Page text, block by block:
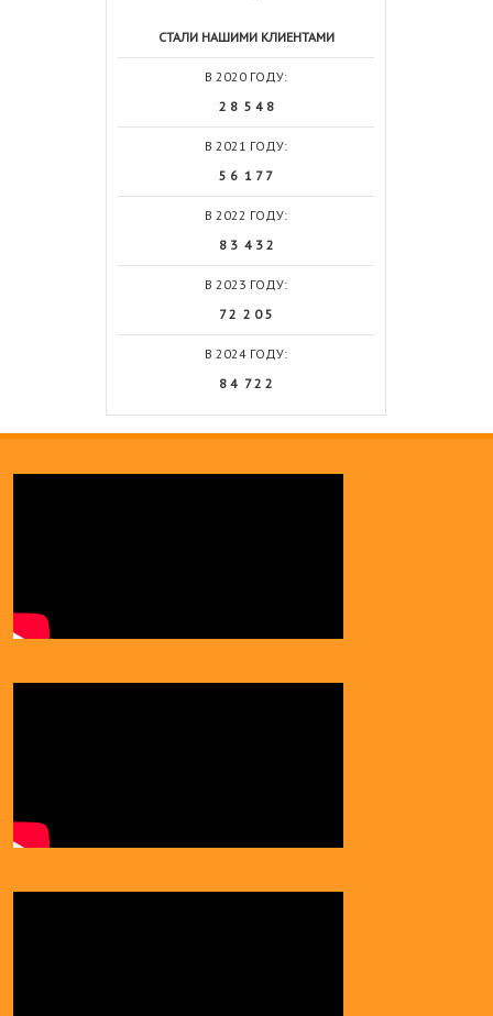
СТАЛИ НАШИМИ КЛИЕНТАМИ
В 2020 ГОДУ:
2 8 5 4 8
В 2021 ГОДУ:
5 6 1 7 7
В 2022 ГОДУ:
8 3 4 3 2
В 2023 ГОДУ:
7 2 2 0 5
В 2024 ГОДУ:
8 4 7 2 2